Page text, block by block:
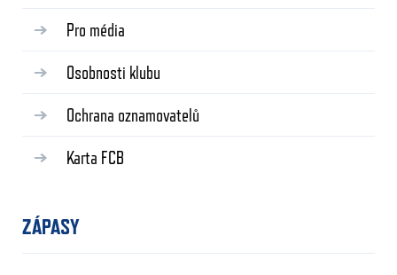
Pro média
Osobnosti klubu
Ochrana oznamovatelů
Karta FCB
ZÁPASY